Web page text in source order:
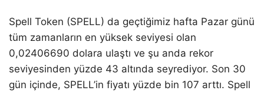
Spell Token (SPELL) da geçtiğimiz hafta Pazar günü
tüm zamanların en yüksek seviyesi olan
0,02406690 dolara ulaştı ve şu anda rekor
seviyesinden yüzde 43 altında seyrediyor. Son 30
gün içinde, SPELL’in fiyatı yüzde bin 107 arttı. Spell